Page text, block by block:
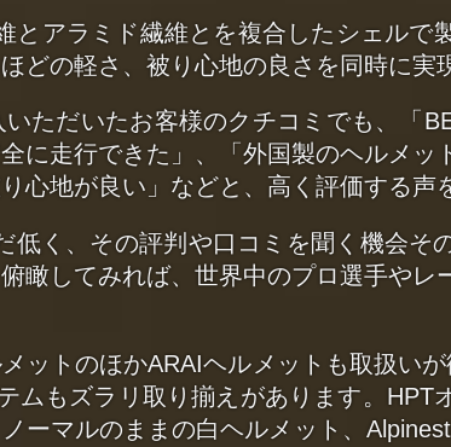
とアラミド繊維とを複合したシェルで
どの軽さ、被り心地の良さを同時に実
ただいたお客様のクチコミでも、「
に走行できた」、「外国製のヘルメッ
心地が良い」などと、高く評価する声
く、その評判や口コミを聞く機会そ
瞰してみれば、世界中のプロ選手やレ
ットのほかARAIヘルメットも取扱い
ムもズラリ取り揃えがあります。HPT
ーマルのままの白ヘルメット、